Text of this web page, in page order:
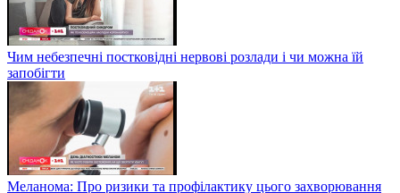
Чим небезпечні постковідні нервові розлади і чи можна їй
запобігти
Меланома: Про ризики та профілактику цього захворювання